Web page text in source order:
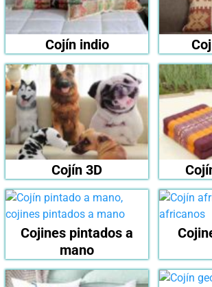
Cojín indio
Cojín 3D
Cojines pintados a
mano